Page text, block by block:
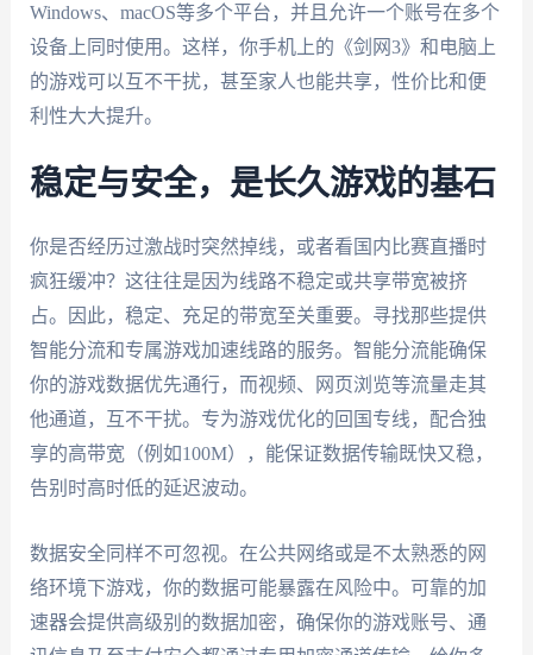
Windows、macOS等多个平台，并且允许一个账号在多个
设备上同时使用。这样，你手机上的《剑网3》和电脑上
的游戏可以互不干扰，甚至家人也能共享，性价比和便
利性大大提升。
稳定与安全，是长久游戏的基石
你是否经历过激战时突然掉线，或者看国内比赛直播时
疯狂缓冲？这往往是因为线路不稳定或共享带宽被挤
占。因此，稳定、充足的带宽至关重要。寻找那些提供
智能分流和专属游戏加速线路的服务。智能分流能确保
你的游戏数据优先通行，而视频、网页浏览等流量走其
他通道，互不干扰。专为游戏优化的回国专线，配合独
享的高带宽（例如100M），能保证数据传输既快又稳，
告别时高时低的延迟波动。
数据安全同样不可忽视。在公共网络或是不太熟悉的网
络环境下游戏，你的数据可能暴露在风险中。可靠的加
速器会提供高级别的数据加密，确保你的游戏账号、通